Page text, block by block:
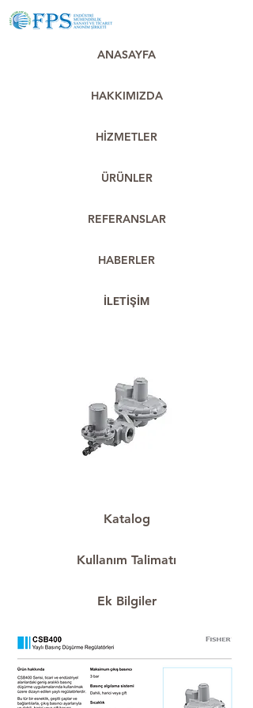
ANASAYFA
HAKKIMIZDA
HİZMETLER
ÜRÜNLER
REFERANSLAR
HABERLER
İLETİŞİM
Katalog
Kullanım Talimatı
Ek Bilgiler